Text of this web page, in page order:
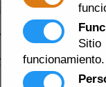
funcionamiento.